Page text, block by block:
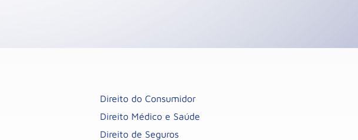
Direito do Consumidor
Direito Médico e Saúde
Direito de Seguros